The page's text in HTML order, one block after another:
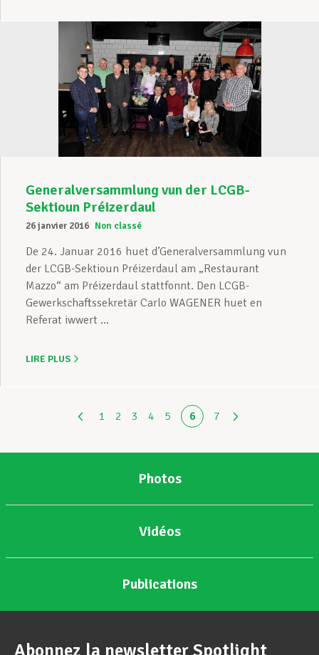
Generalversammlung vun der LCGB-
Sektioun Préizerdaul
26 janvier 2016 Non classé
De 24. Januar 2016 huet d’Generalversammlung vun
der LCGB-Sektioun Préizerdaul am „Restaurant
Mazzo“ am Préizerdaul stattfonnt. Den LCGB-
Gewerkschaftssekretär Carlo WAGENER huet en
Referat iwwert ...
LIRE PLUS
1 2 3 4 5 6 7
Photos
Vidéos
Publications
Abonnez la newsletter Spotlight